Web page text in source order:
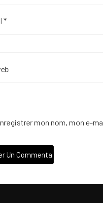
*
mon nom, mon e-